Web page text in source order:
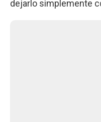
dejarlo simplemente